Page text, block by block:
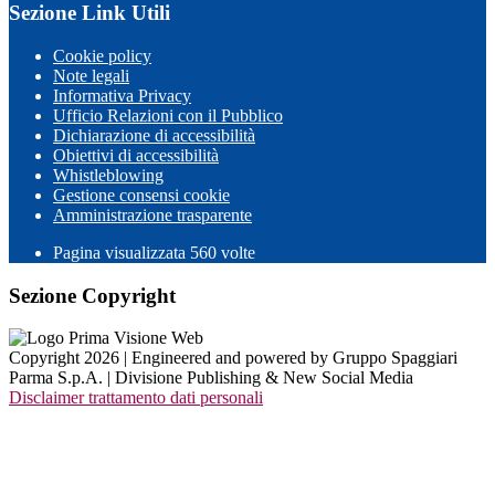
Sezione Link Utili
Cookie policy
Note legali
Informativa Privacy
Ufficio Relazioni con il Pubblico
Dichiarazione di accessibilità
Obiettivi di accessibilità
Whistleblowing
Gestione consensi cookie
Amministrazione trasparente
Pagina visualizzata 560 volte
Sezione Copyright
Copyright 2026 | Engineered and powered by Gruppo Spaggiari
Parma S.p.A. | Divisione Publishing & New Social Media
Disclaimer trattamento dati personali